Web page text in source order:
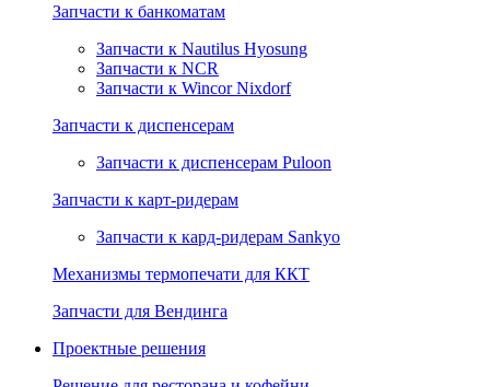
Запчасти к банкоматам
Запчасти к Nautilus Hyosung
Запчасти к NCR
Запчасти к Wincor Nixdorf
Запчасти к диспенсерам
Запчасти к диспенсерам Puloon
Запчасти к карт-ридерам
Запчасти к кард-ридерам Sankyo
Механизмы термопечати для ККТ
Запчасти для Вендинга
Проектные решения